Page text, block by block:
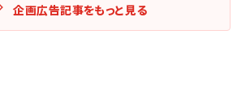
企画広告記事をもっと見る